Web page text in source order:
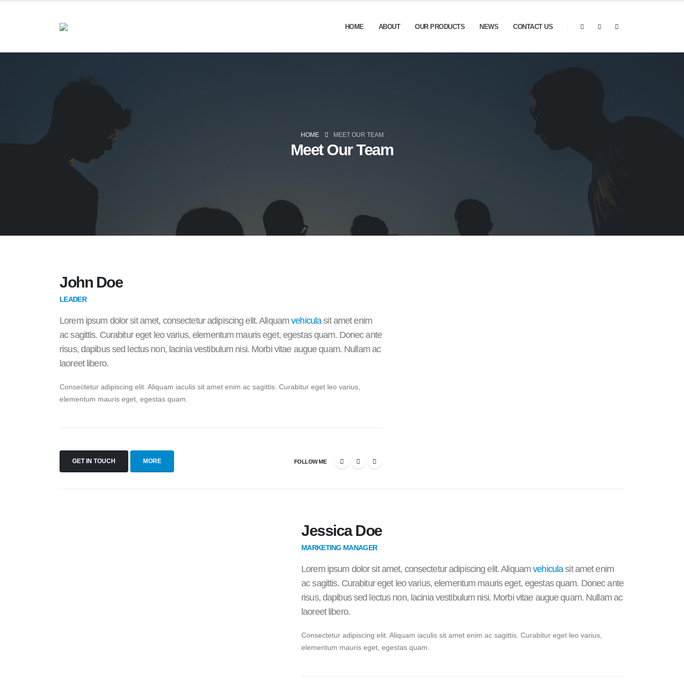
HOME ABOUT OUR PRODUCTS NEWS CONTACT US
HOME MEET OUR TEAM
Meet Our Team
John Doe
LEADER
Lorem ipsum dolor sit amet, consectetur adipiscing elit. Aliquamvehiculasit amet enim
ac sagittis. Curabitur eget leo varius, elementum mauris eget, egestas quam. Donec ante
risus, dapibus sed lectus non, lacinia vestibulum nisi. Morbi vitae augue quam. Nullam ac
laoreet libero.
Consectetur adipiscing elit. Aliquam iaculis sit amet enim ac sagittis. Curabitur eget leo varius,
elementum mauris eget, egestas quam.
GET IN TOUCH MORE FOLLOW ME
Jessica Doe
MARKETING MANAGER
Lorem ipsum dolor sit amet, consectetur adipiscing elit. Aliquamvehiculasit amet enim
ac sagittis. Curabitur eget leo varius, elementum mauris eget, egestas quam. Donec ante
risus, dapibus sed lectus non, lacinia vestibulum nisi. Morbi vitae augue quam. Nullam ac
laoreet libero.
Consectetur adipiscing elit. Aliquam iaculis sit amet enim ac sagittis. Curabitur eget leo varius,
elementum mauris eget, egestas quam.